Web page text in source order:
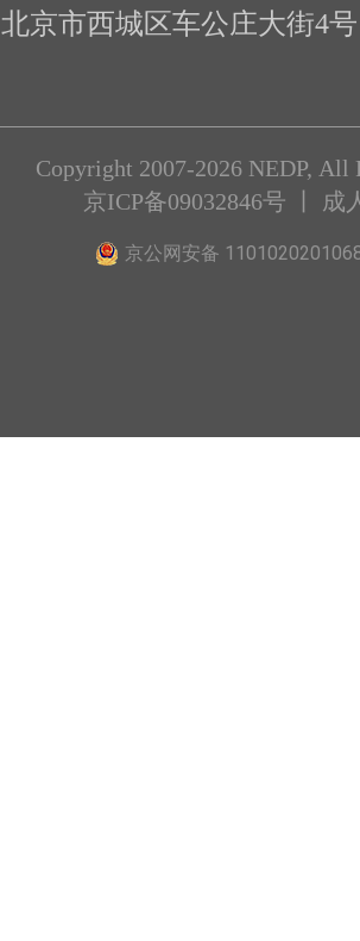
北京市西城区车公庄大街4
Copyright 2007-2026 NEDP, All
京ICP备09032846号 丨 成
京公网安备